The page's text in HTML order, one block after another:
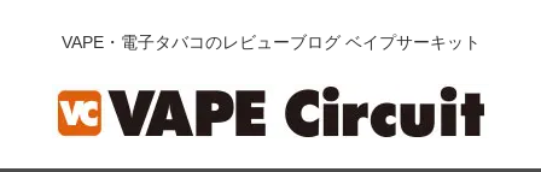
VAPE・電子タバコのレビューブログ ベイプサーキット